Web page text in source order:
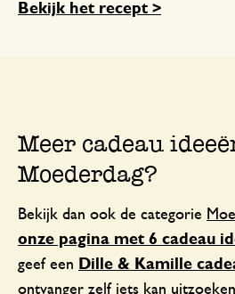
Bekijk het recept >
Meer cadeau
Moederdag?
Bekijk dan ook de categorie
onze pagina met 6 cadeau
geef een Dille & Kamille
ontvanger zelf iets kan